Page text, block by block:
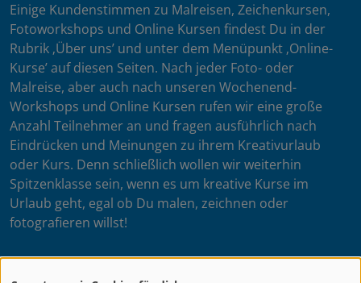
Einige Kundenstimmen zu Malreisen, Zeichenkursen,
Fotoworkshops und Online Kursen findest Du in der
Rubrik ‚Über uns’ und unter dem Menüpunkt ‚Online-
Kurse’ auf diesen Seiten. Nach jeder Foto- oder
Malreise, aber auch nach unseren Wochenend-
Workshops und Online Kursen rufen wir eine große
Anzahl Teilnehmer an und fragen ausführlich nach
Eindrücken und Meinungen zu ihrem Kreativurlaub
oder Kurs. Denn schließlich wollen wir weiterhin
Spitzenklasse sein, wenn es um kreative Kurse im
Urlaub geht, egal ob Du malen, zeichnen oder
fotografieren willst!